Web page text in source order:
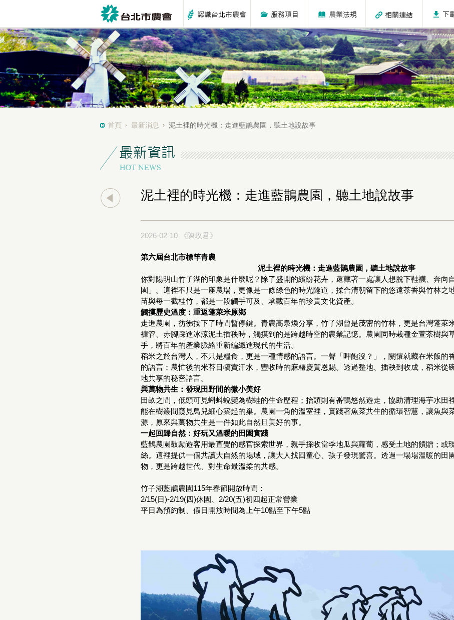
首頁 最新消息 泥土裡的時光機：走進藍鵲農園，聽土地說故事
泥土裡的時光機：走進藍鵲農園，聽土地說故事
2026-02-10 《陳玫君》
第六屆台北市標竿青農
泥土裡的時光機：走進藍鵲農園，聽土地說故事
你對陽明山竹子湖的印象是什麼呢？除了盛開的繽紛花卉，還藏著一處讓人想脫下鞋襪、奔向
園」。這裡不只是一座農場，更像是一條綠色的時光隧道，揉合清朝留下的悠遠茶香與竹林之
苗與每一截桂竹，都是一段觸手可及、承載百年的珍貴文化資產。
觸摸歷史溫度：重返蓬萊米原鄉
走進農園，彷彿按下了時間暫停鍵。青農高泉煥分享，竹子湖曾是茂密的竹林，更是台灣蓬萊
褲管、赤腳踩進冰涼泥土插秧時，觸摸到的是跨越時空的農業記憶。農園同時栽種金萱茶樹與
手，將百年的產業脈絡重新編織進現代的生活。
稻米之於台灣人，不只是糧食，更是一種情感的語言。一聲「呷飽沒？」，關懷就藏在米飯的
的語言：農忙後的米苔目犒賞汗水，豐收時的麻糬慶賀恩賜。透過整地、插秧到收成，稻米從
地共享的秘密語言。
與萬物共生：發現田野間的微小美好
田畝之間，低頭可見蝌蚪蛻變為樹蛙的生命歷程；抬頭則有番鴨悠然遊走，協助清理海芋水田
能在樹叢間窺見鳥兒細心築起的巢。農園一角的溫室裡，實踐著魚菜共生的循環智慧，讓魚與
源，原來與萬物共生是一件如此自然且美好的事。
一起回歸自然：好玩又溫暖的田園實踐
藍鵲農園鼓勵遊客用最直覺的感官探索世界，親手採收當季地瓜與蘿蔔，感受土地的饋贈；或
絲。這裡提供一個共讀大自然的場域，讓大人找回童心、孩子發現驚喜。透過一場場溫暖的田
物，更是跨越世代、對生命最溫柔的共感。
竹子湖藍鵲農園115年春節開放時間：
2/15(日)-2/19(四)休園、2/20(五)初四起正常營業
平日為預約制、假日開放時間為上午10點至下午5點